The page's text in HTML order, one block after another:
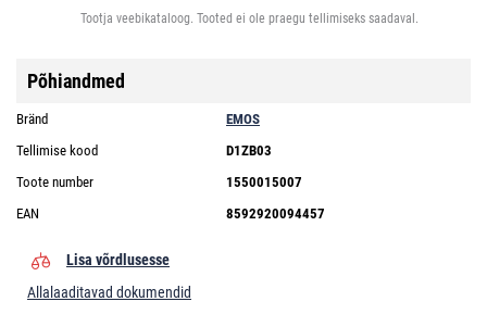
Tootja veebikataloog. Tooted ei ole praegu tellimiseks saadaval.
Põhiandmed
Bränd
EMOS
Tellimise kood
D1ZB03
Toote number
1550015007
EAN
8592920094457
Lisa võrdlusesse
Allalaaditavad dokumendid